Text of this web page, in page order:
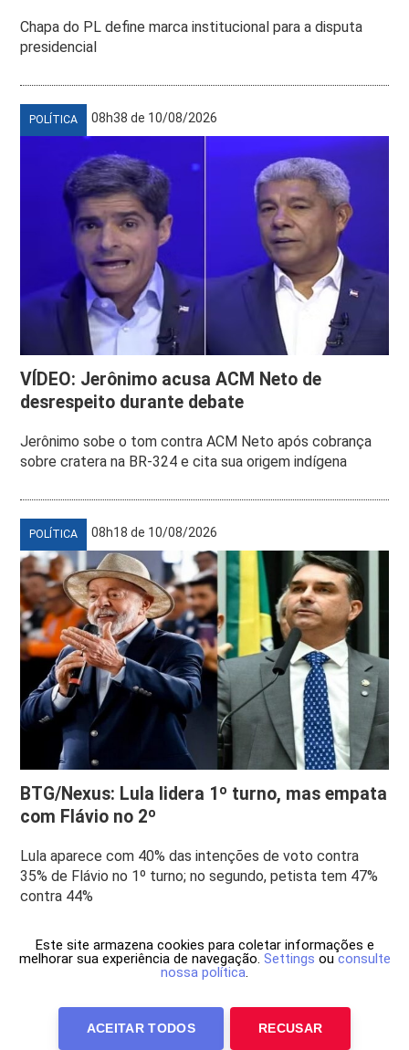
Chapa do PL define marca institucional para a disputa
presidencial
POLÍTICA 08h38 de 10/08/2026
VÍDEO: Jerônimo acusa ACM Neto de
desrespeito durante debate
Jerônimo sobe o tom contra ACM Neto após cobrança
sobre cratera na BR-324 e cita sua origem indígena
POLÍTICA 08h18 de 10/08/2026
BTG/Nexus: Lula lidera 1º turno, mas empata
com Flávio no 2º
Lula aparece com 40% das intenções de voto contra
35% de Flávio no 1º turno; no segundo, petista tem 47%
contra 44%
Este site armazena cookies para coletar informações e
melhorar sua experiência de navegação. Settings ou consulte
nossa política.
ACEITAR TODOS RECUSAR